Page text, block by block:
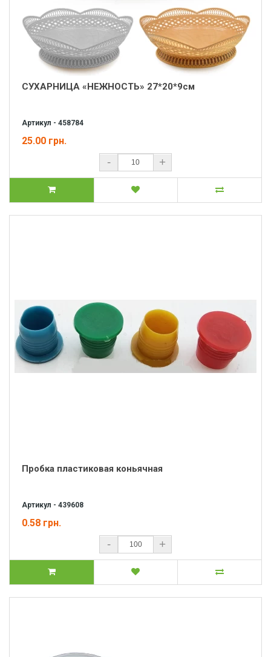
СУХАРНИЦА «НЕЖНОСТЬ» 27*20*9см
Артикул - 458784
25.00 грн.
- +
Пробка пластиковая коньячная
Артикул - 439608
0.58 грн.
- +